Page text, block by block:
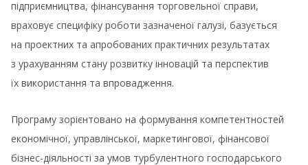
підприємництва, фінансування торговельної справи,
враховує специфіку роботи зазначеної галузі, базується
на проектних та апробованих практичних результатах
з урахуванням стану розвитку інновацій та перспектив
їх використання та впровадження.
Програму зорієнтовано на формування компетентностей
економічної, управлінської, маркетингової, фінансової
бізнес-діяльності за умов турбулентного господарського